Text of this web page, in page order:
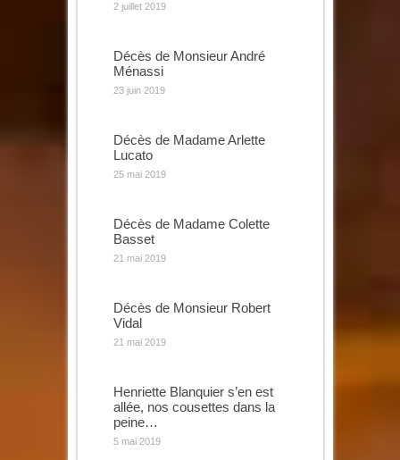
2 juillet 2019
Décès de Monsieur André
Ménassi
23 juin 2019
Décès de Madame Arlette
Lucato
25 mai 2019
Décès de Madame Colette
Basset
21 mai 2019
Décès de Monsieur Robert
Vidal
21 mai 2019
Henriette Blanquier s’en est
allée, nos cousettes dans la
peine…
5 mai 2019